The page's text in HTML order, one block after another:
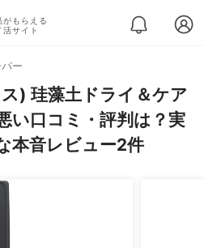
がもらえる
活サイト
ー
) 珪藻土ドライ＆ケア
い口コミ・評判は？実
本音レビュー2件